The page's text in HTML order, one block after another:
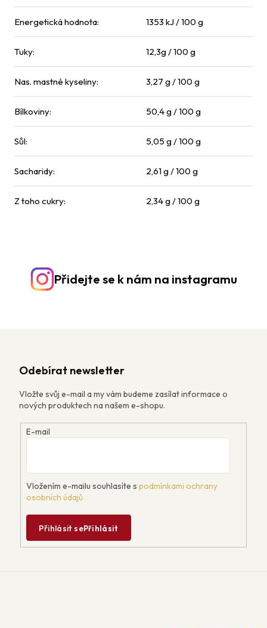
Energetická hodnota: 1353 kJ / 100 g
Tuky: 12,3g / 100 g
Nas. mastné kyseliny: 3,27 g / 100 g
Bílkoviny: 50,4 g / 100 g
Sůl: 5,05 g / 100 g
Sacharidy: 2,61 g / 100 g
Z toho cukry: 2,34 g / 100 g
Přidejte se k nám na instagramu
Odebírat newsletter
Vložte svůj e-mail a my vám budeme zasílat informace o
nových produktech na našem e-shopu.
E-mail
Vložením e-mailu souhlasíte s podmínkami ochrany
osobních údajů
Přihlásit sePřihlásit